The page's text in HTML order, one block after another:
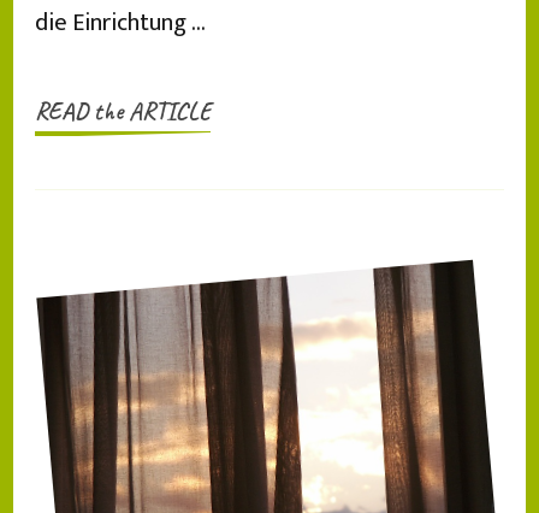
die Einrichtung …
READ the ARTICLE